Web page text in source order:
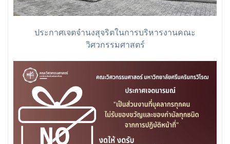
ประกาศเจตจำนงสุจริตในการบริหารงานคณะ
วิศวกรรมศาสตร์